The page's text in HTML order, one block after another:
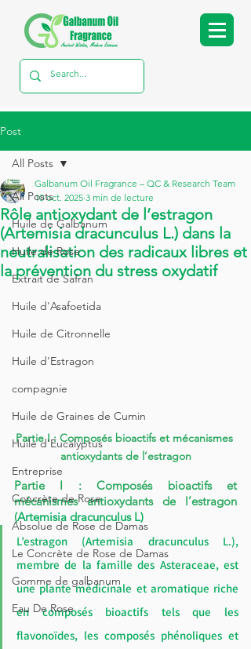
Post
All Posts
Huile de Galbanum
Huile de Rose
Extrait de Safran
Huile d'Asafoetida
Huile de Citronnelle
Huile d'Estragon
compagnie
Huile de Graines de Cumin
Huile d’Eucalyptus
Entreprise
Concrète de Rose
Absolue de Rose de Damas
Le Concrète de Rose de Damas
Gomme de galbanum
Eau De Rose
All Posts
Rôle antioxydant de l’estragon
(Artemisia dracunculus L.) dans la
neutralisation des radicaux libres et
la prévention du stress oxydatif
Galbanum Oil Fragrance – QC & Research Team
10 oct. 2025 3 min de lecture
Partie I : Composés bioactifs et mécanismes
antioxydants de l’estragon
Partie I : Composés bioactifs et
mécanismes antioxydants de l’estragon
(Artemisia dracunculus L)
L’estragon (Artemisia dracunculus L.),
membre de la famille des Asteraceae, est
une plante médicinale et aromatique riche
en composés bioactifs tels que les
flavonoïdes, les composés phénoliques et